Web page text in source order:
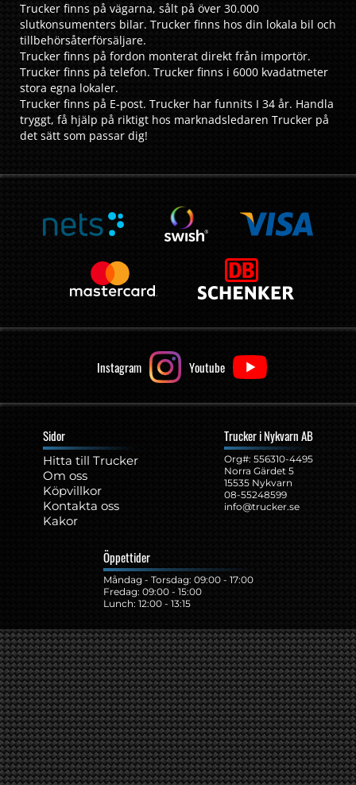
Trucker finns på vägarna, sålt på över 30.000
slutkonsumenters bilar. Trucker finns hos din lokala bil och
tillbehörsåterförsäljare.
Trucker finns på fordon monterat direkt från importör.
Trucker finns på telefon. Trucker finns i 6000 kvadatmeter
stora egna lokaler.
Trucker finns på E-post. Trucker har funnits I 34 år. Handla
tryggt, få hjälp på riktigt hos marknadsledaren Trucker på
det sätt som passar dig!
Instagram Youtube
Sidor
Hitta till Trucker
Om oss
Köpvillkor
Kontakta oss
Kakor
Trucker i Nykvarn AB
Org#: ‍556310-4495
Norra Gärdet 5
15535 Nykvarn
08-55248599
info@trucker.se
Öppettider
Måndag - Torsdag: 09:00 - 17:00
Fredag: 09:00 - 15:00
Lunch: 12:00 - 13:15